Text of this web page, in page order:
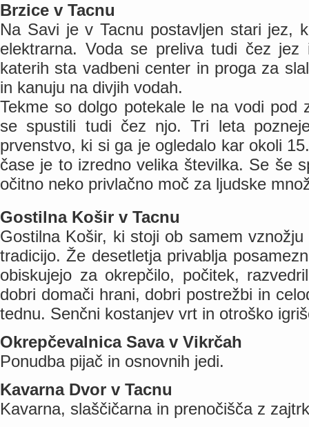
Brzice v Tacnu
Na Savi je v Tacnu postavljen stari jez,
elektrarna. Voda se preliva tudi čez
katerih sta vadbeni center in proga za
in kanuju na divjih vodah.
Tekme so dolgo potekale le na vodi pod
se spustili tudi čez njo. Tri leta
prvenstvo, ki si ga je ogledalo kar okoli
čase je to izredno velika številka. Se še
očitno neko privlačno moč za ljudske
Gostilna Košir v Tacnu
Gostilna Košir, ki stoji ob samem
tradicijo. Že desetletja privablja
obiskujejo za okrepčilo, počitek,
dobri domači hrani, dobri postrežbi in
tednu. Senčni kostanjev vrt in otroško
Okrepčevalnica Sava v Vikrčah
Ponudba pijač in osnovnih jedi.
Kavarna Dvor v Tacnu
Kavarna, slaščičarna in prenočišča z